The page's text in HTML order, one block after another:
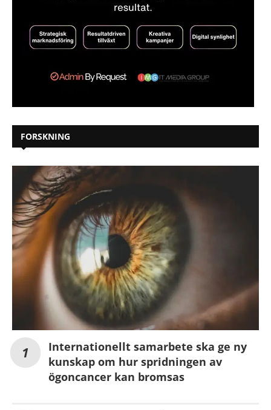
FORSKNING
Internationellt samarbete ska ge ny
kunskap om hur spridningen av
ögoncancer kan bromsas